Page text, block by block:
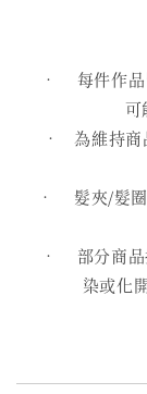
• 每件作品皆
可
• 為維持商品
• 髮夾/髮圈屬
• 部分商品採
染或化